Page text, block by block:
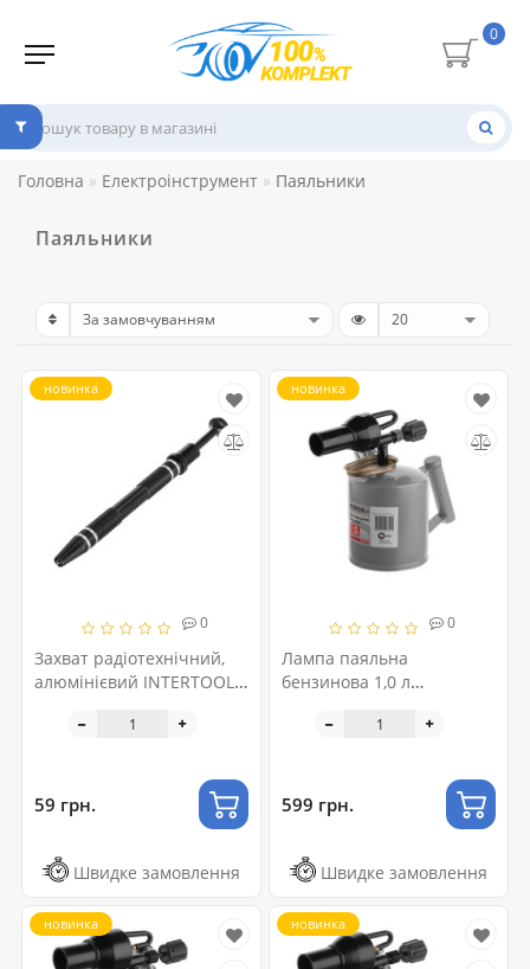
0
Головна Електроінструмент Паяльники
Паяльники
0
Захват радіотехнічний,
алюмінієвий INTERTOOL
новинка
59 грн.
Швидке замовлення
0
Лампа паяльна
бензинова 1,0 л
новинка
599 грн.
Швидке замовлення
новинка новинка